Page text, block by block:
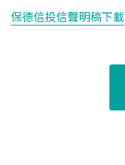
保德信投信聲明稿下載